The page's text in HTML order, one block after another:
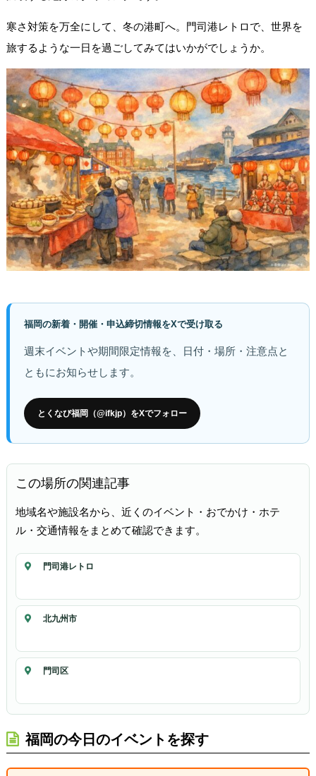
寒さ対策を万全にして、冬の港町へ。門司港レトロで、世界を
旅するような一日を過ごしてみてはいかがでしょうか。
福岡の新着・開催・申込締切情報をXで受け取る
週末イベントや期間限定情報を、日付・場所・注意点と
ともにお知らせします。
とくなび福岡（@ifkjp）をXでフォロー
この場所の関連記事
地域名や施設名から、近くのイベント・おでかけ・ホテ
ル・交通情報をまとめて確認できます。
門司港レトロ
北九州市
門司区
福岡の今日のイベントを探す